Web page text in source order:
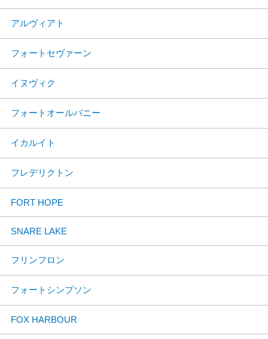
アルヴィアト
フォートセヴァーン
イヌヴィク
フォートオールバニー
イカルイト
フレデリクトン
FORT HOPE
SNARE LAKE
フリンフロン
フォートシンプソン
FOX HARBOUR